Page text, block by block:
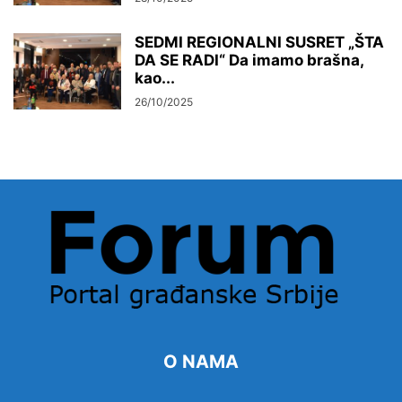
SEDMI REGIONALNI SUSRET „ŠTA
DA SE RADI“ Da imamo brašna,
kao...
26/10/2025
O NAMA